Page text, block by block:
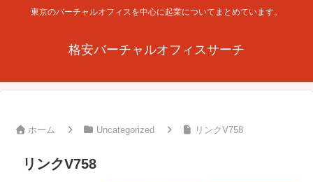
東京のバーチャルオフィスを中心に起業についてまとめています。
格安バーチャルオフィスサーチ
ホーム Uncategorized リンクV758
リンクV758